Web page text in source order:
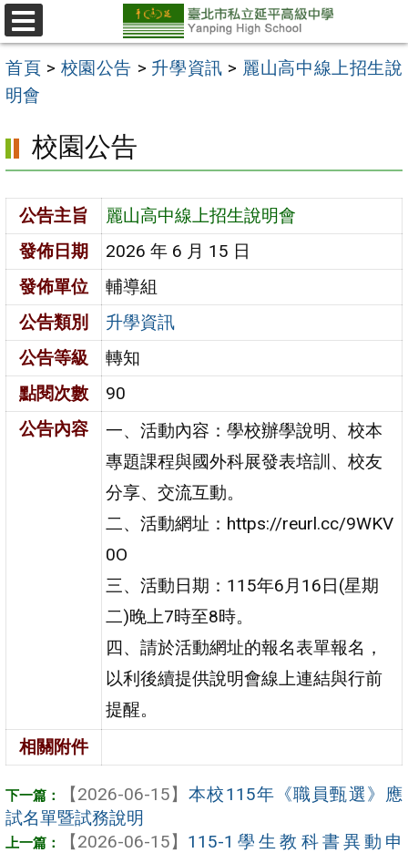
跳
至
主
要
區
選
單
首頁 > 校園公告 > 升學資訊 > 麗山高中線上招生說
明會
校園公告
公告主旨
麗山高中線上招生說明會
發佈日期
2026 年 6 月 15 日
發佈單位
輔導組
公告類別
升學資訊
公告等級
轉知
點閱次數
90
公告內容
一、活動內容：學校辦學說明、校本
專題課程與國外科展發表培訓、校友
分享、交流互動。
二、活動網址：https://reurl.cc/9WKV
0O
三、活動日期：115年6月16日(星期
二)晚上7時至8時。
四、請於活動網址的報名表單報名，
以利後續提供說明會線上連結與行前
提醒。
相關附件
【2026-06-15】 本校115年《職員甄選》應
試名單暨試務說明
【2026-06-15】 115-1學生教科書異動申